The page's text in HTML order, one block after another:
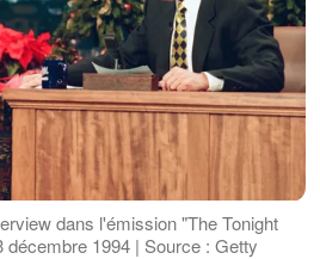
dans l'émission "The Tonight
décembre 1994 | Source : Getty